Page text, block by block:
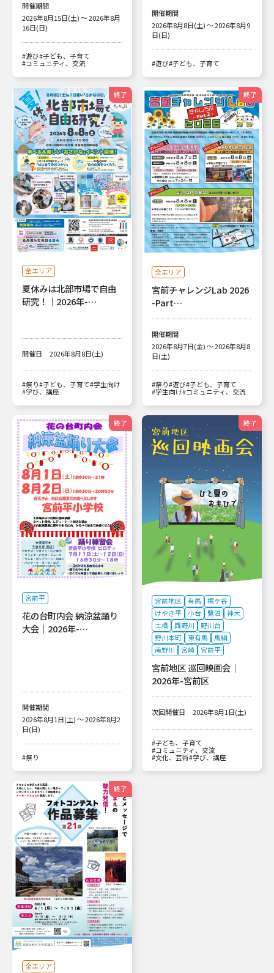
開催期間
2026年8月15日(土) ～ 2026年8月
16日(日)
#遊び#子ども、子育て
#コミュニティ、交流
開催期間
2026年8月8日(土) ～ 2026年8月9
日(日)
#遊び#子ども、子育て
終了
全エリア
夏休みは北部市場で自由
研究！｜2026年-…
開催日 2026年8月8日(土)
#祭り#子ども、子育て#学生向け
#学び、講座
終了
全エリア
宮前チャレンジLab 2026
-Part…
開催期間
2026年8月7日(金) ～ 2026年8月8
日(土)
#祭り#遊び#子ども、子育て
#学生向け#コミュニティ、交流
終了
宮前平
花の台町内会 納涼盆踊り
大会｜2026年-…
開催期間
2026年8月1日(土) ～ 2026年8月2
日(日)
#祭り
終了
宮前地区 有馬
梶ケ谷
けやき平
小台 鷺沼
神木
土橋
西野川
野川台
野川本町
東有馬
馬絹
南野川
宮崎 宮前平
宮前地区 巡回映画会｜
2026年-宮前区
次回開催日 2026年8月1日(土)
#子ども、子育て
#コミュニティ、交流
#文化、芸術#学び、講座
終了
全エリア